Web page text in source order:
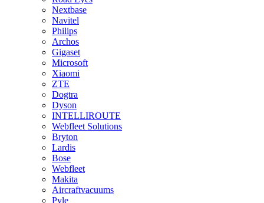
Nextbase
Navitel
Philips
Archos
Gigaset
Microsoft
Xiaomi
ZTE
Dogtra
Dyson
INTELLIROUTE
Webfleet Solutions
Bryton
Lardis
Bose
Webfleet
Makita
Aircraftvacuums
Pyle